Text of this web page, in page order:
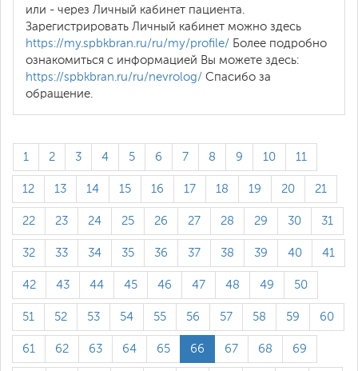
или - через Личный кабинет пациента.
Зарегистрировать Личный кабинет можно здесь
https://my.spbkbran.ru/ru/my/profile/ Более подробно
ознакомиться с информацией Вы можете здесь:
https://spbkbran.ru/ru/nevrolog/ Спасибо за
обращение.
1 2 3 4 5 6 7 8 9 10 11
12 13 14 15 16 17 18 19 20 21
22 23 24 25 26 27 28 29 30 31
32 33 34 35 36 37 38 39 40 41
42 43 44 45 46 47 48 49 50
51 52 53 54 55 56 57 58 59 60
61 62 63 64 65 66 67 68 69